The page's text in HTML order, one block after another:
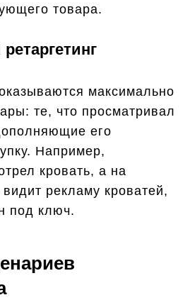
товара.
максимально
те, что просматривал
его
Например,
кровать, а на
рекламу кроватей,
под ключ.